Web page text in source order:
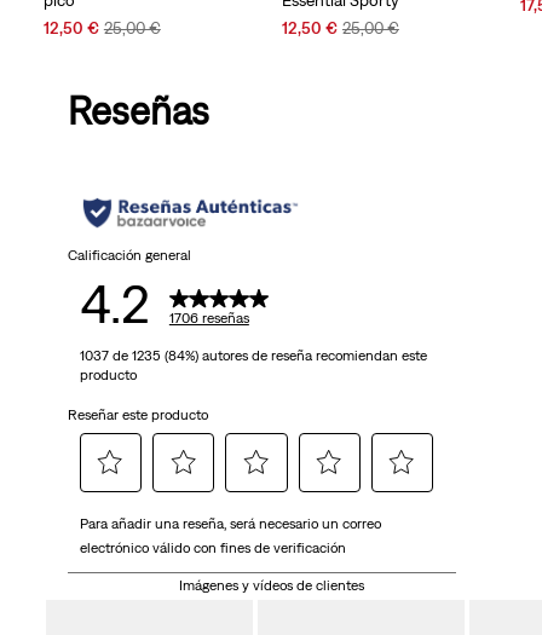
Sale
12,50 €Original
25,00 €
Sale
12,50 € Original
25,00 €
Reseñas
Calificación general
4.2 1706 reseñas
1037 de 1235 (84%) autores de reseña recomiendan este
producto
Reseñar este producto
para
calificar
para
calificar
para
calificar
el
para
calificar
el
para
Para añadir una reseña, será necesario un correo
electrónico válido con fines de verificación
Imágenes y vídeos de clientes